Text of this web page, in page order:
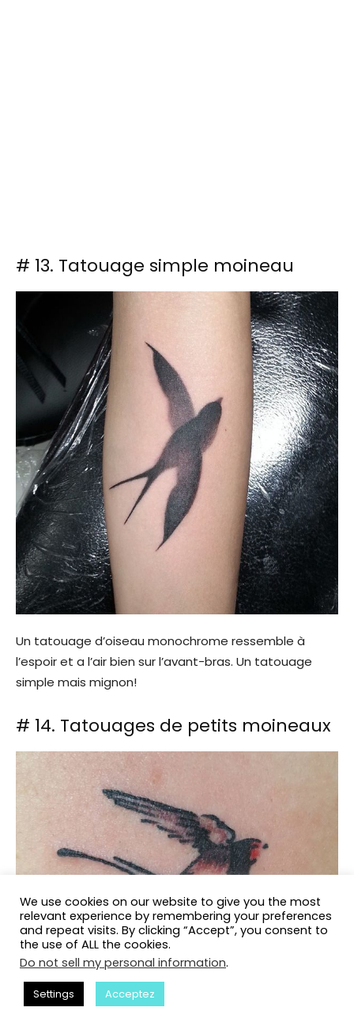
# 13. Tatouage simple moineau
Un tatouage d’oiseau monochrome ressemble à
l’espoir et a l’air bien sur l’avant-bras. Un tatouage
simple mais mignon!
# 14. Tatouages ​​de petits moineaux
We use cookies on our website to give you the most
relevant experience by remembering your preferences
and repeat visits. By clicking “Accept”, you consent to
the use of ALL the cookies.
Do not sell my personal information.
Settings Acceptez